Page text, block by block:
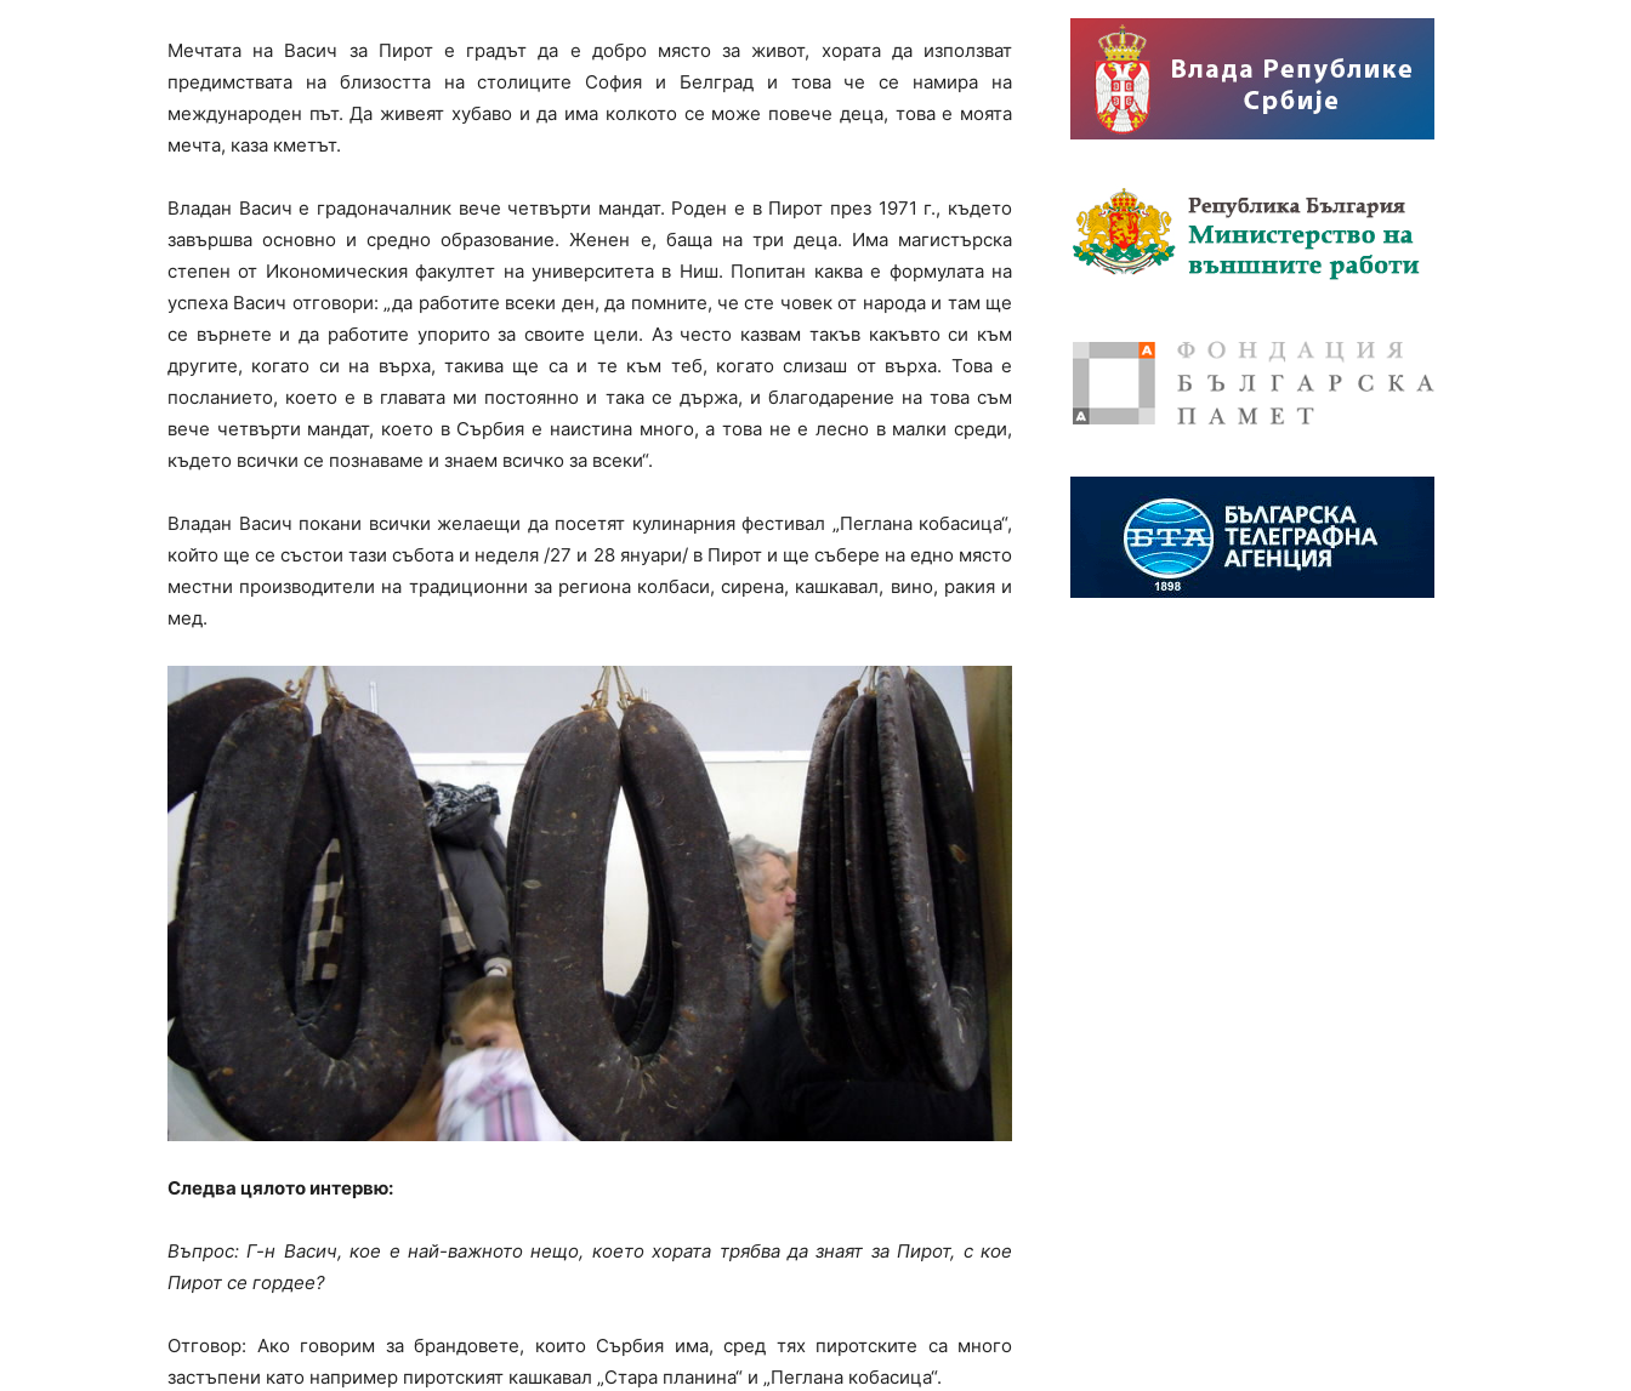
Мечтата на Васич за Пирот е градът да е добро място за живот, хората да използват
предимствата на близостта на столиците София и Белград и това че се намира на
международен път. Да живеят хубаво и да има колкото се може повече деца, това е моята
мечта, каза кметът.
Владан Васич е градоначалник вече четвърти мандат. Роден е в Пирот през 1971 г., където
завършва основно и средно образование. Женен е, баща на три деца. Има магистърска
степен от Икономическия факултет на университета в Ниш. Попитан каква е формулата на
успеха Васич отговори: „да работите всеки ден, да помните, че сте човек от народа и там ще
се върнете и да работите упорито за своите цели. Аз често казвам такъв какъвто си към
другите, когато си на върха, такива ще са и те към теб, когато слизаш от върха. Това е
посланието, което е в главата ми постоянно и така се държа, и благодарение на това съм
вече четвърти мандат, което в Сърбия е наистина много, а това не е лесно в малки среди,
където всички се познаваме и знаем всичко за всеки“.
Владан Васич покани всички желаещи да посетят кулинарния фестивал „Пеглана кобасица“,
който ще се състои тази събота и неделя /27 и 28 януари/ в Пирот и ще събере на едно място
местни производители на традиционни за региона колбаси, сирена, кашкавал, вино, ракия и
мед.
Следва цялото интервю:
Въпрос: Г-н Васич, кое е най-важното нещо, което хората трябва да знаят за Пирот, с кое
Пирот се гордее?
Отговор: Ако говорим за брандовете, които Сърбия има, сред тях пиротските са много
застъпени като например пиротският кашкавал „Стара планина“ и „Пеглана кобасица“.